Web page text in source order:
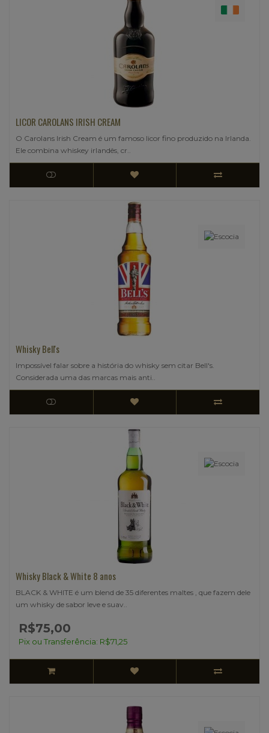
LICOR CAROLANS IRISH CREAM
O Carolans Irish Cream é um famoso licor fino produzido na Irlanda.
Ele combina whiskey irlandês, cr..
Whisky Bell's
Impossível falar sobre a história do whisky sem citar Bell's.
Considerada uma das marcas mais anti..
Whisky Black & White 8 anos
BLACK & WHITE é um blend de 35 diferentes maltes , que fazem dele
um whisky de sabor leve e suav..
R$75,00
Pix ou Transferência: R$71,25